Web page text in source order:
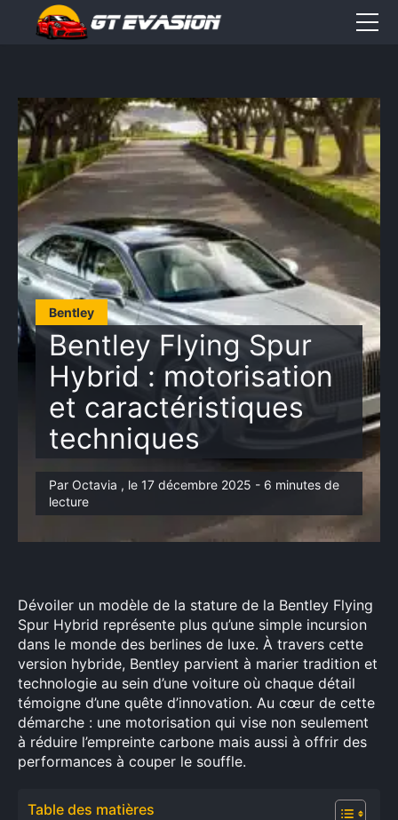
Bentley
Bentley Flying Spur
Hybrid : motorisation
et caractéristiques
techniques
Par Octavia , le 17 décembre 2025 - 6 minutes de
lecture
Dévoiler un modèle de la stature de la Bentley Flying
Spur Hybrid représente plus qu’une simple incursion
dans le monde des berlines de luxe. À travers cette
version hybride, Bentley parvient à marier tradition et
technologie au sein d’une voiture où chaque détail
témoigne d’une quête d’innovation. Au cœur de cette
démarche : une motorisation qui vise non seulement
à réduire l’empreinte carbone mais aussi à offrir des
performances à couper le souffle.
Table des matières
Sorties
CONTACT
Élément
de
menu
Élément
de
menu
Élément
de
menu